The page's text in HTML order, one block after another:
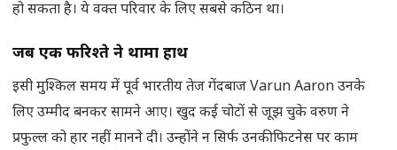
हो सकता है। ये वक्त परिवार के लिए सबसे कठिन था।
जब एक फरिश्ते ने थामा हाथ
इसी मुश्किल समय में पूर्व भारतीय तेज गेंदबाज Varun Aaron उनके
लिए उम्मीद बनकर सामने आए। खुद कई चोटों से जूझ चुके वरुण ने
प्रफुल्ल को हार नहीं मानने दी। उन्होंने न सिर्फ उनकी फिटनेस पर काम